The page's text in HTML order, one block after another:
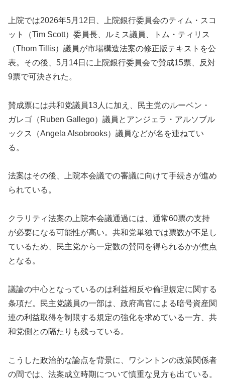
上院では2026年5月12日、上院銀行委員会のティム・スコ
ット（Tim Scott）委員長、ルミス議員、トム・ティリス
（Thom Tillis）議員が市場構造法案の修正版テキストを公
表。その後、5月14日に上院銀行委員会で賛成15票、反対
9票で可決された。
賛成票には共和党議員13人に加え、民主党のルーベン・
ガレゴ（Ruben Gallego）議員とアンジェラ・アルソブル
ックス（Angela Alsobrooks）議員などが名を連ねてい
る。
法案はその後、上院本会議での審議に向けて手続きが進め
られている。
クラリティ法案の上院本会議通過には、通常60票の支持
が必要になる可能性が高い。共和党単独では票数が不足し
ているため、民主党から一定数の賛同を得られるかが焦点
となる。
議論の中心となっているのは利益相反や倫理規定に関する
条項だ。民主党議員の一部は、政府高官による暗号資産関
連の利益取得を制限する規定の強化を求めている一方、共
和党側との隔たりも残っている。
こうした政治的な論点を背景に、ワシントンの政策関係者
の間では、法案成立時期について慎重な見方も出ている。